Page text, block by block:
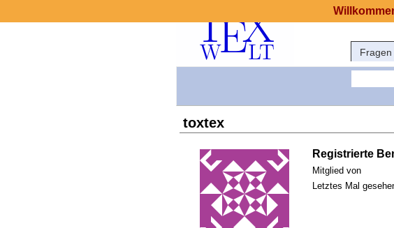
Fragen
toxtex
Registrierte
Mitglied von
Letztes Mal